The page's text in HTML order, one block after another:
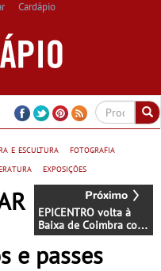
Cardápio
e escultura
fotografia
exposições
EPICENTRO volta à
Baixa de Coimbra com
concertos e
residências
e passes